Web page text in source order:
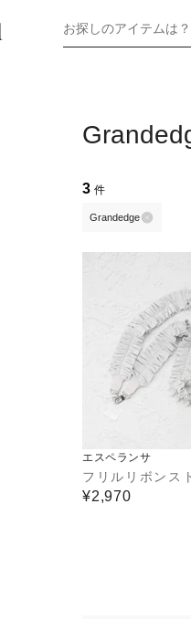
お探しのアイテムは？
3 件
Grandedge
エスペランサ
フリルリボンス
¥2,970